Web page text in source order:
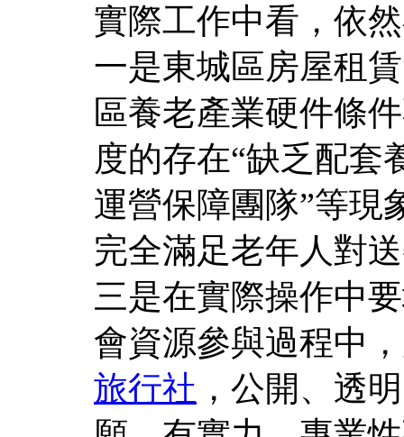
實際工作中看，依
一是東城區房屋租
區養老產業硬件條
度的存在“缺乏配套
運營保障團隊”等現
完全滿足老年人對
三是在實際操作中
會資源參與過程中
旅行社 ，公開、透